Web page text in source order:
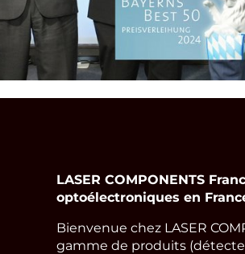
LASER COMPONENTS
optoélectroniques en
Bienvenue chez LASER
gamme de produits